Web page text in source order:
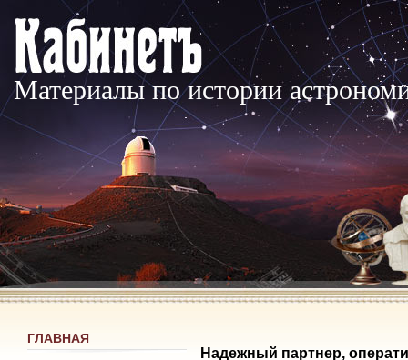
Материалы по истории
ГЛАВНАЯ
Надежный партнер,